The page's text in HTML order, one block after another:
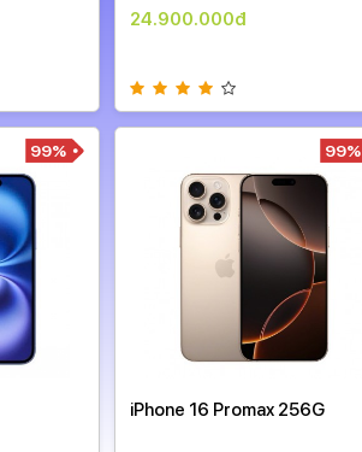
99%
24.900.000đ
99%
iPhone 16 Promax 256G